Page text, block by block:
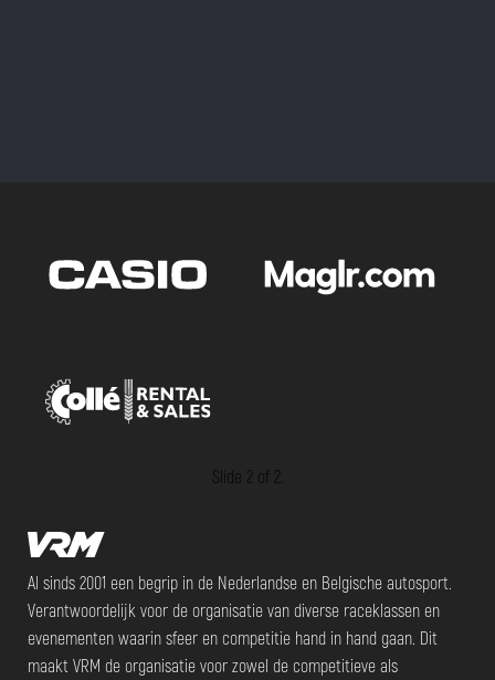
Slide 1 of 2.
Al sinds 2001 een begrip in de Nederlandse en Belgische autosport.
Verantwoordelijk voor de organisatie van diverse raceklassen en
evenementen waarin sfeer en competitie hand in hand gaan. Dit
maakt VRM de organisatie voor zowel de competitieve als